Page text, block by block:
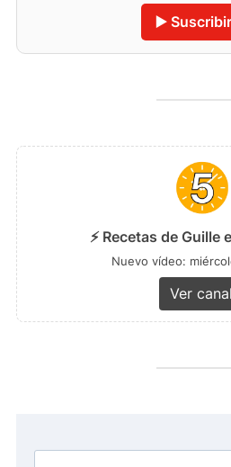
▶️
⚡ Recetas de Guille
Nuevo vídeo:
Ver canal